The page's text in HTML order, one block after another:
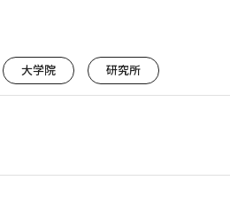
大学院 研究所